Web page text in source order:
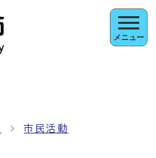
メニュー
市民活動